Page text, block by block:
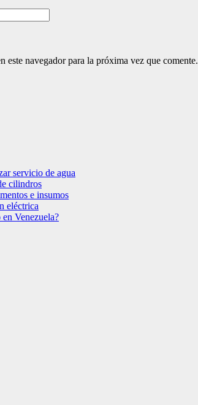
navegador para la próxima vez que comente.
servicio de agua
cilindros
e insumos
eléctrica
Venezuela?